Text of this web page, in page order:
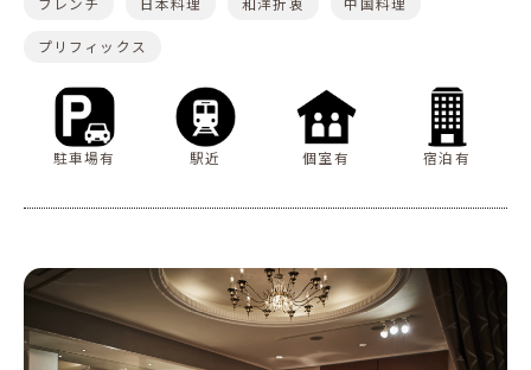
プリフィックス
駐車場有 駅近 個室有 宿泊有